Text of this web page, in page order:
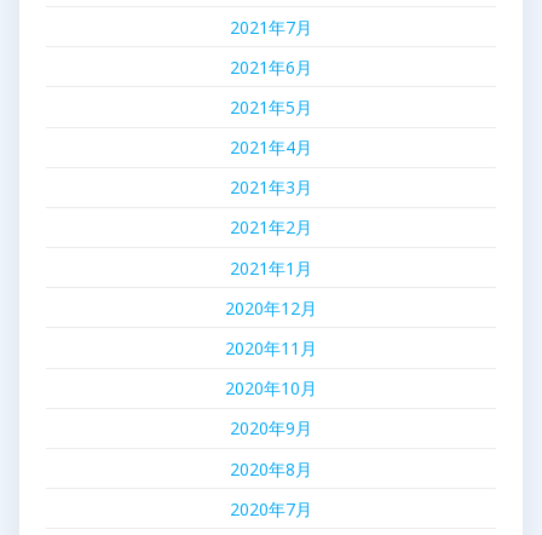
2021年7月
2021年6月
2021年5月
2021年4月
2021年3月
2021年2月
2021年1月
2020年12月
2020年11月
2020年10月
2020年9月
2020年8月
2020年7月